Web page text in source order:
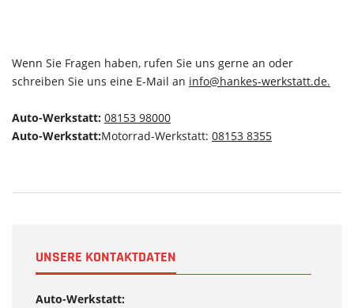
Wenn Sie Fragen haben, rufen Sie uns gerne an oder
schreiben Sie uns eine E-Mail an info@hankes-werkstatt.de.
Auto-Werkstatt: 08153 98000
Auto-Werkstatt:Motorrad-Werkstatt: 08153 8355
UNSERE KONTAKTDATEN
Auto-Werkstatt: